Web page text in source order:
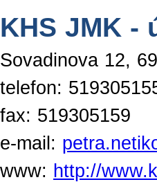
KHS JMK -
Sovadinova 12,
telefon:
fax: 519305159
e-mail:
www: http://